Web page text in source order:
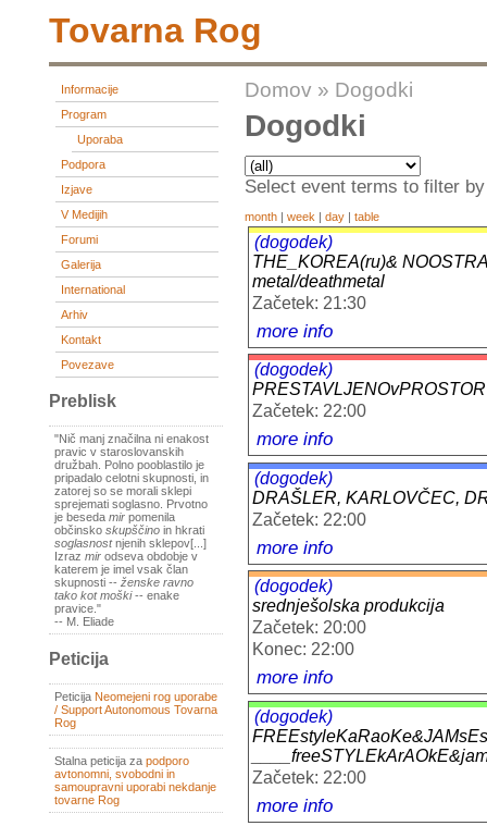
Tovarna Rog
Informacije
Program
Uporaba
Podpora
Izjave
V Medijih
Forumi
Galerija
International
Arhiv
Kontakt
Povezave
Preblisk
"Nič manj značilna ni enakost
pravic v staroslovanskih
družbah. Polno pooblastilo je
pripadalo celotni skupnosti, in
zatorej so se morali sklepi
sprejemati soglasno. Prvotno
je beseda mir pomenila
občinsko skupščino in hkrati
soglasnostnjenih sklepov[...]
Izraz mir odseva obdobje v
katerem je imel vsak član
skupnosti -- ženske ravno
tako kot moški-- enake
pravice."
-- M. Eliade
Peticija
Peticija Neomejeni rog uporabe
/ Support Autonomous Tovarna
Rog
Stalna peticija za podporo
avtonomni, svobodni in
samoupravni uporabi nekdanje
tovarne Rog
Domov » Dogodki
Dogodki
Select event terms to filter by
month | week | day | table
(dogodek)
THE_KOREA(ru)&
metal/deathmetal
Začetek: 21:30
more info
(dogodek)
Začetek: 22:00
more info
(dogodek)
DRAŠLER, KARLOVČEC,
Začetek: 22:00
more info
(dogodek)
srednješolska produkcija
Začetek: 20:00
Konec: 22:00
more info
(dogodek)
Začetek: 22:00
more info